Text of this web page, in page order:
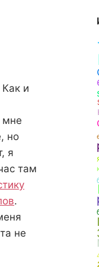
и
мне
но
я
там
.
не